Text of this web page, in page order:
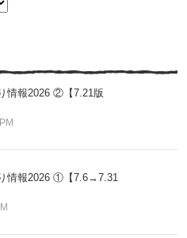
情報2026 ②【7.21版
情報2026 ①【7.6→7.31